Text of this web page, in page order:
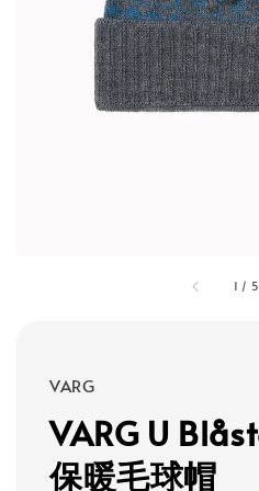
1 / 5
VARG
VARG U
保暖毛球帽